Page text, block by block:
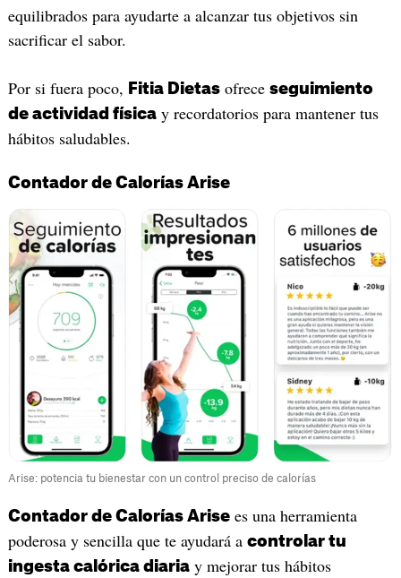
equilibrados para ayudarte a alcanzar tus objetivos sin
sacrificar el sabor.
Por si fuera poco, Fitia Dietasofrece seguimiento
de actividad físicay recordatorios para mantener tus
hábitos saludables.
Contador de Calorías Arise
Arise: potencia tu bienestar con un control preciso de calorías
Contador de Calorías Arisees una herramienta
poderosa y sencilla que te ayudará a controlar tu
ingesta calórica diariay mejorar tus hábitos